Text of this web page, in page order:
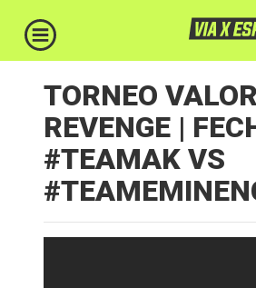
TORNEO
REVENGE |
#TEAMAK VS